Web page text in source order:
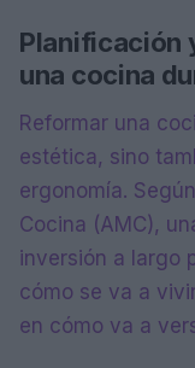
Planificación
una cocina
Reformar una
estética, sino
ergonomía.
Cocina (AMC),
inversión a largo
cómo se va a
en cómo va a